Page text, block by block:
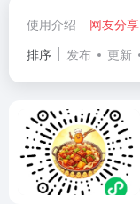
使用介绍
网友分享
排序
发布 更新